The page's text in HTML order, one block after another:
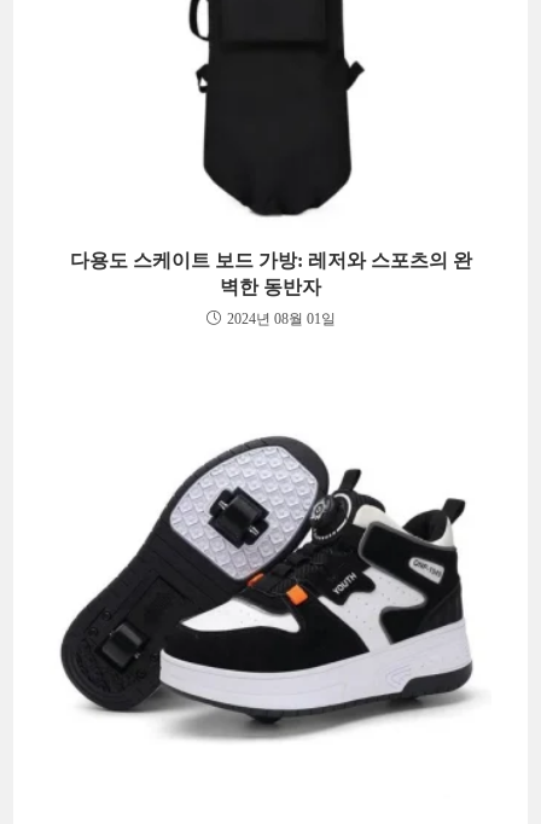
다용도 스케이트 보드 가방: 레저와 스포츠의 완
벽한 동반자
2024년 08월 01일